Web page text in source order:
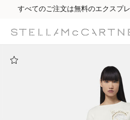
すべてのご注文は無料のエクスプ